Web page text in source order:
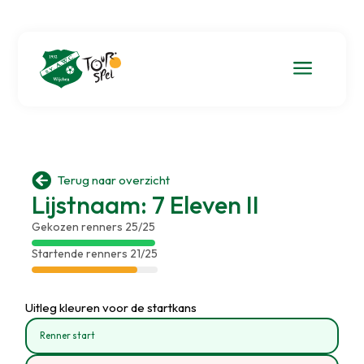
a
 Terug naar overzicht
Lijstnaam: 7 Eleven II
Gekozen renners 25/25
Startende renners 21/25
Uitleg kleuren voor de startkans
Renner start